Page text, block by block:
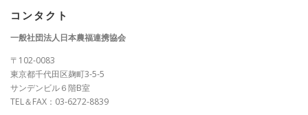
コンタクト
一般社団法人日本農福連携協会
〒102-0083
東京都千代田区麹町3-5-5
サンデンビル６階B室
TEL＆FAX：03-6272-8839